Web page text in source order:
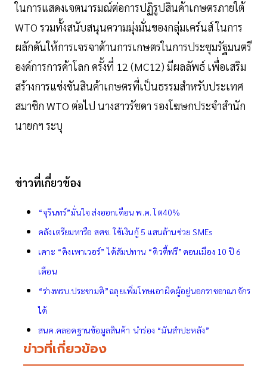
ในการแสดงเจตนารมณ์ต่อการปฏิรูปสินค้าเกษตรภายใต้
WTO รวมทั้งสนับสนุนความมุ่งมั่นของกลุ่มเคร์นส์ ในการ
ผลักดันให้การเจรจาด้านการเกษตรในการประชุมรัฐมนตรี
องค์การการค้าโลก ครั้งที่ 12 (MC12) มีผลลัพธ์ เพื่อเสริม
สร้างการแข่งขันสินค้าเกษตรที่เป็นธรรมสำหรับประเทศ
สมาชิก WTO ต่อไป นางสาวรัชดา รองโฆษกประจำสำนัก
นายกฯ ระบุ
ข่าวที่เกี่ยวข้อง
“จุรินทร์”มั่นใจ ส่งออกเดือน พ.ค. โต40%
คลังเตรียมหารือ สศช. ใช้เงินกู้ 5 แสนล้านช่วย SMEs
เคาะ “คิงเพาเวอร์” ได้สัมปทาน “ดิวตี้ฟรี”ดอนเมือง 10 ปี 6
เดือน
“ร่างพรบ.ประชามติ”ฉลุยเพิ่มโทษเอาผิดผู้อยู่นอกราชอาณาจักร
ได้
สนค.คลอดฐานข้อมูลสินค้า นำร่อง “มันสำปะหลัง”
ข่าวที่เกี่ยวข้อง